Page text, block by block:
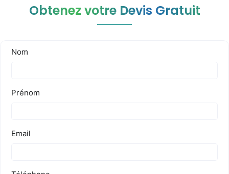
Obtenez votre Devis Gratuit